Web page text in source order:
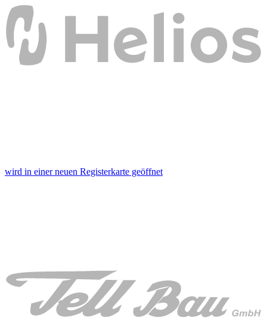
wird in einer neuen Registerkarte geöffnet